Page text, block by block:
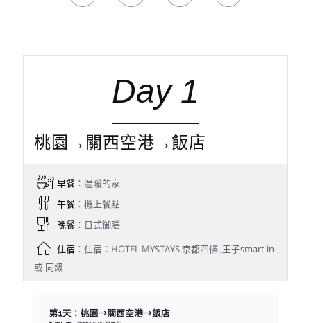
Day 1
桃園→關西空港→飯店
早餐：温暖的家
午餐：機上餐點
晚餐：日式御膳
住宿：住宿：HOTEL MYSTAYS 京都四條 ,王子smart in
或 同級